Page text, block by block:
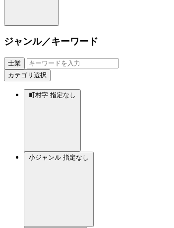
ジャンル／キーワード
士業
カテゴリ選択
町村字 指定なし
小ジャンル 指定なし